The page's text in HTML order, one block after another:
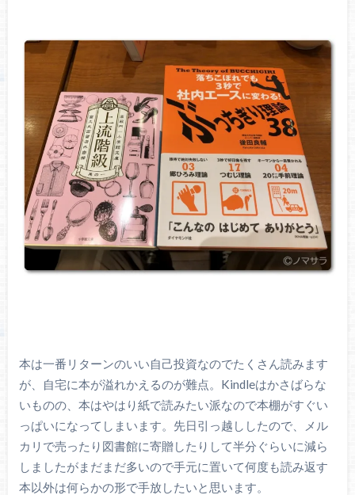
本は一番リターンのいい自己投資なのでたくさん読みます
が、自宅に本が溢れかえるのが難点。Kindleはかさばらな
いものの、本はやはり紙で読みたい派なので本棚がすぐい
っぱいになってしまいます。先日引っ越ししたので、メル
カリで売ったり図書館に寄贈したりして半分ぐらいに減ら
しましたがまだまだ多いので手元に置いて何度も読み返す
本以外は何らかの形で手放したいと思います。